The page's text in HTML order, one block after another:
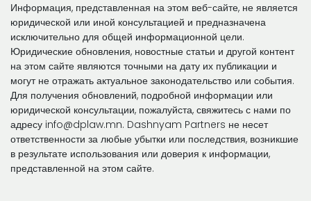
Информация, представленная на этом веб-сайте, не является
юридической или иной консультацией и предназначена
исключительно для общей информационной цели.
Юридические обновления, новостные статьи и другой контент
на этом сайте являются точными на дату их публикации и
могут не отражать актуальное законодательство или события.
Для получения обновлений, подробной информации или
юридической консультации, пожалуйста, свяжитесь с нами по
адресу info@dplaw.mn. Dashnyam Partners не несет
ответственности за любые убытки или последствия, возникшие
в результате использования или доверия к информации,
представленной на этом сайте.